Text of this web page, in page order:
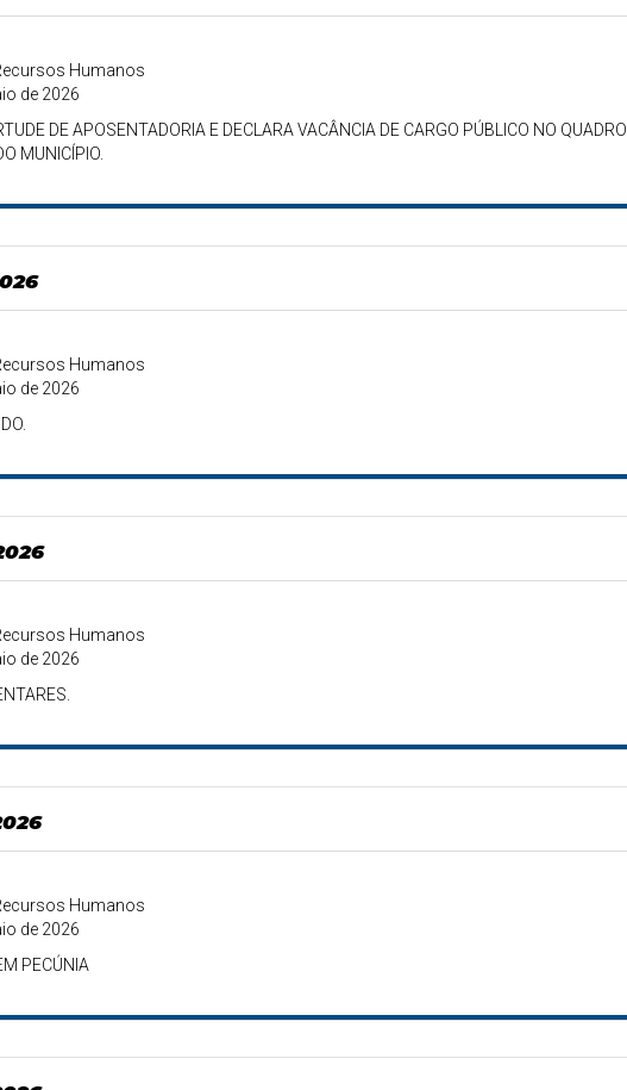
Humanos
de 2026
DE APOSENTADORIA E DECLARA VACÂNCIA DE CARGO PÚBLICO NO QUADRO
MUNICÍPIO.
Humanos
de 2026
Humanos
de 2026
Humanos
de 2026
PECÚNIA